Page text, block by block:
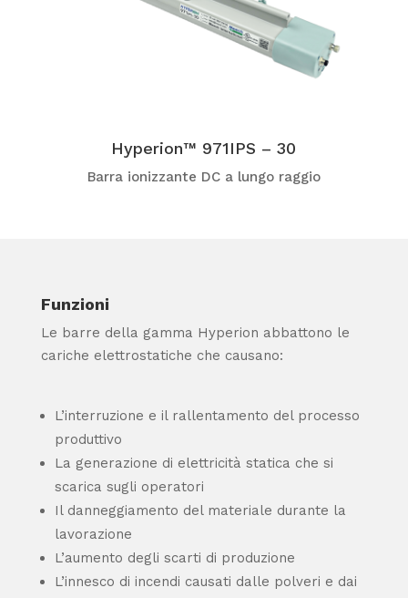
Hyperion™ 971IPS – 30
Barra ionizzante DC a lungo raggio
Funzioni
Le barre della gamma Hyperion abbattono le
cariche elettrostatiche che causano:
L’interruzione e il rallentamento del processo
produttivo
La generazione di elettricità statica che si
scarica sugli operatori
Il danneggiamento del materiale durante la
lavorazione
L’aumento degli scarti di produzione
L’innesco di incendi causati dalle polveri e dai